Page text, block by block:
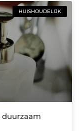
HUISHOUDELIJK
duurzaam